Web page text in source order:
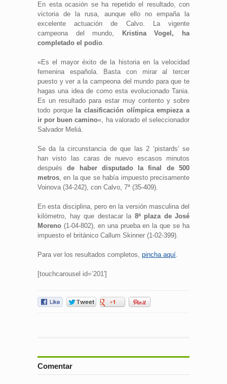
En esta ocasión se ha repetido el resultado, con
victoria de la rusa, aunque ello no empaña la
excelente actuación de Calvo. La vigente
campeona del mundo,
Kristina Vogel, ha
completado el podio.
«Es el mayor éxito de la historia en la velocidad
femenina española. Basta con mirar al tercer
puesto y ver a la campeona del mundo para que te
hagas una idea de como esta evolucionado Tania.
Es un resultado para estar muy contento y sobre
todo porque la clasificación olímpica empieza a
ir por buen camino«, ha valorado el seleccionador
Salvador Meliá.
Se da la circunstancia de que las 2 ‘pistards’ se
han visto las caras de nuevo escasos minutos
despuésde haber disputado la final de 500
metros, en la que se había impuesto precisamente
Voinova (34-242), con Calvo, 7ª (35-409).
En esta disciplina, pero en la versión masculina del
kilómetro, hay que destacar la 8ª plaza de José
Moreno (1-04-802), en una prueba en la que se ha
impuesto el británico Callum Skinner (1-02-399).
Para ver los resultados completos, pincha aquí.
[touchcarousel id=’201′]
Comentar